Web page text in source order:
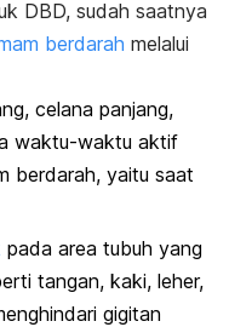
DBD, sudah saatnya
berdarah melalui
celana panjang,
waktu-waktu aktif
berdarah, yaitu saat
pada area tubuh yang
tangan, kaki, leher,
gigitan